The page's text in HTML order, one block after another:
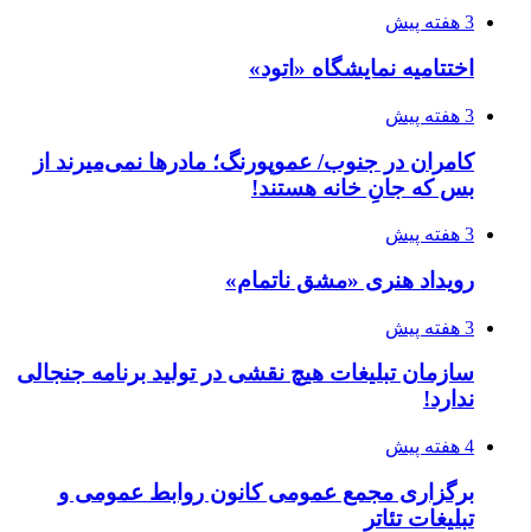
3 هفته پیش
اختتامیه نمایشگاه «اتود»
3 هفته پیش
کامران در جنوب/ عموپورنگ؛ مادرها نمی‌میرند از
بس که جانِ خانه هستند!
3 هفته پیش
رویداد هنری «مشق ناتمام»
3 هفته پیش
سازمان تبلیغات هیچ نقشی در تولید برنامه جنجالی
ندارد!
4 هفته پیش
برگزاری مجمع عمومی کانون روابط عمومی و
تبلیغات تئاتر